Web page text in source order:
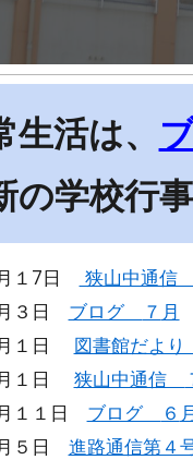
活は、
学校行
１7日 狭山中通信
３ 日 ブログ ７ 月
１日
図書館だよ
１ 日 狭山中通信
１１ 日 ブログ ６
５日 進路通信第４